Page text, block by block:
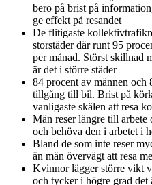
bero på brist på
ge effekt på resandet
De flitigaste
storstäder där runt 95
per månad. Störst skillnad
är det i större städer
84 procent av männen
tillgång till bil. Brist på
vanligaste skälen att resa
Män reser längre till arbete
och behöva den i arbetet i
Bland de som inte reser
än män övervägt att resa
Kvinnor lägger större vikt
och tycker i högre grad